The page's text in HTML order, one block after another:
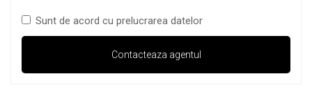
Sunt de acord cu prelucrarea datelor